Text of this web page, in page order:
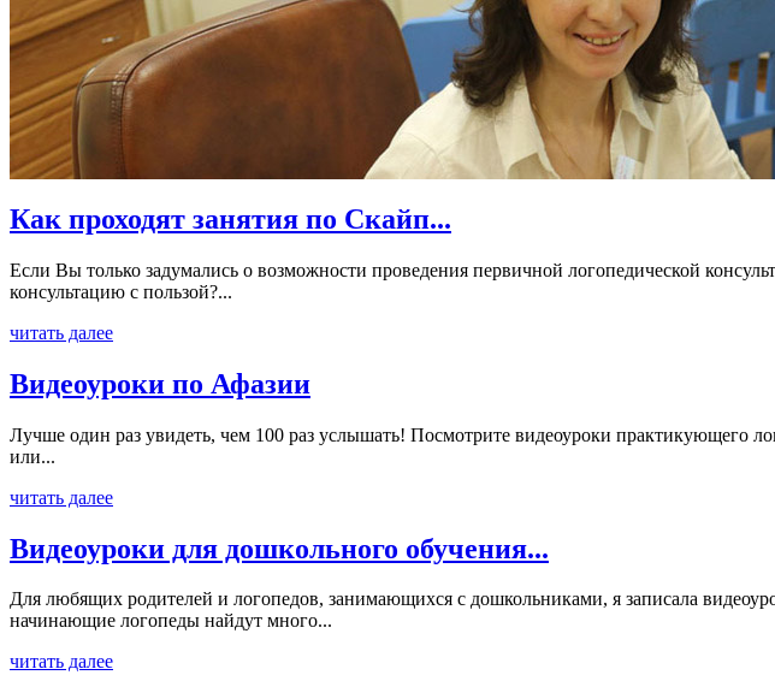
Как проходят занятия по Скайп...
Если Вы только задумались о возможности проведения первичной логопедической
консультацию с пользой?...
читать далее
Видеоуроки по Афазии
Лучше один раз увидеть, чем 100 раз услышать! Посмотрите видеоуроки практикующего
или...
читать далее
Видеоуроки для дошкольного обучения...
Для любящих родителей и логопедов, занимающихся с дошкольниками, я записала
начинающие логопеды найдут много...
читать далее